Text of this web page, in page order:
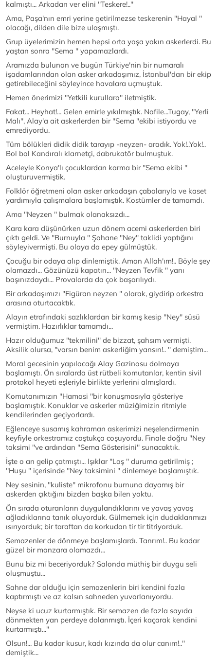
kalmıştı... Arkadan ver elini ''Teskere!..''
Ama, Paşa'nın emri yerine getirilmezse teskerenin ''Hayal ''
olacağı, dilden dile bize ulaşmıştı.
Grup üyelerimizin hemen hepsi orta yaşa yakın askerlerdi. Bu
yaştan sonra ''Sema '' yapamazlardı.
Aramızda bulunan ve bugün Türkiye'nin bir numaralı
işadamlarından olan asker arkadaşımız, İstanbul'dan bir ekip
getirebileceğini söyleyince havalara uçmuştuk.
Hemen önerimizi ''Yetkili kurullara'' iletmiştik.
Fakat... Heyhat!... Gelen emirle yıkılmıştık. Nafile...Tugay, ''Yerli
Malı'', Alay'a ait askerlerden bir ''Sema ''ekibi istiyordu ve
emrediyordu.
Tüm bölükleri didik didik tarayıp -neyzen- aradık. Yok!..Yok!..
Bol bol Kandıralı klarnetçi, dabrukatör bulmuştuk.
Aceleyle Konya'lı çocuklardan karma bir ''Sema ekibi ''
oluşturuvermiştik.
Folklör öğretmeni olan asker arkadaşın çabalarıyla ve kaset
yardımıyla çalışmalara başlamıştık. Kostümler de tamamdı.
Ama ''Neyzen '' bulmak olanaksızdı...
Kara kara düşünürken uzun dönem acemi askerlerden biri
çıktı geldi. Ve ''Burnuyla '' Şahane ''Ney'' taklidi yaptığını
söyleyivermişti. Bu olaya da epey gülmüştük.
Çocuğu bir odaya alıp dinlemiştik. Aman Allah'ım!.. Böyle şey
olamazdı... Gözünüzü kapatın... ''Neyzen Tevfik '' yanı
başınızdaydı... Provalarda da çok başarılıydı.
Bir arkadaşımızı ''Figüran neyzen '' olarak, giydirip orkestra
arasına oturtacaktık.
Alayın etrafındaki sazlıklardan bir kamış kesip ''Ney'' süsü
vermiştim. Hazırlıklar tamamdı...
Hazır olduğumuz ''tekmilini'' de bizzat, şahsım vermişti.
Aksilik olursa, ''varsın benim askerliğim yansın!.. '' demiştim...
Moral gecesinin yapılacağı Alay Gazinosu dolmaya
başlamıştı. Ön sıralarda üst rütbeli komutanlar, kentin sivil
protokol heyeti eşleriyle birlikte yerlerini almışlardı.
Komutanımızın ''Hamasi ''bir konuşmasıyla gösteriye
başlamıştık. Konuklar ve askerler müziğimizin ritmiyle
kendilerinden geçiyorlardı.
Eğlenceye susamış kahraman askerimizi neşelendirmenin
keyfiyle orkestramız coştukça coşuyordu. Finale doğru ''Ney
taksimi ''ve ardından ''Sema Gösterisini'' sunacaktık.
İşte o an gelip çatmıştı... Işıklar ''Loş '' duruma getirilmiş ;
''Huşu '' içerisinde ''Ney taksimini '' dinlemeye başlamıştık.
Ney sesinin, ''kuliste'' mikrofonu burnuna dayamış bir
askerden çıktığını bizden başka bilen yoktu.
Ön sırada oturanların duygulandıklarını ve yavaş yavaş
ağladıklarına tanık oluyorduk. Gülmemek için dudaklarımızı
ısırıyorduk; bir taraftan da korkudan tir tir titriyorduk.
Semazenler de dönmeye başlamışlardı. Tanrım!.. Bu kadar
güzel bir manzara olamazdı...
Bunu biz mi beceriyorduk? Salonda müthiş bir duygu seli
oluşmuştu...
Sahne dar olduğu için semazenlerin biri kendini fazla
kaptırmıştı ve az kalsın sahneden yuvarlanıyordu.
Neyse ki ucuz kurtarmıştık. Bir semazen de fazla sayıda
dönmekten yan perdeye dolanmıştı. İçeri kaçarak kendini
kurtarmıştı...''
Olsun!... Bu kadar kusur, kadı kızında da olur canım!..''
demiştik...